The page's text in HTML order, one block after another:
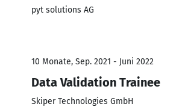
pyt solutions AG
10 Monate, Sep. 2021 - Juni 2022
Data Validation Trainee
Skiper Technologies GmbH